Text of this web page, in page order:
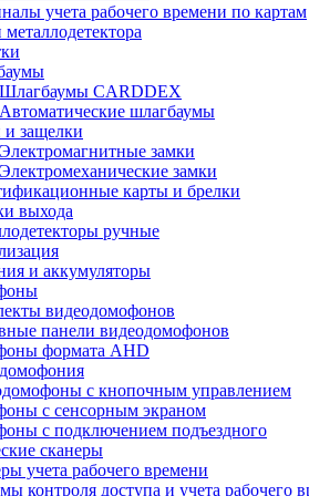
учета рабочего времени по картам
Шлагбаумы CARDDEX
Автоматические шлагбаумы
и защелки
Электромагнитные замки
Электромеханические замки
карты и брелки
выхода
ручные
и аккумуляторы
видеодомофонов
панели видеодомофонов
формата AHD
с кнопочным управлением
с сенсорным экраном
с подключением подъездного
сканеры
учета рабочего времени
контроля доступа и учета рабочего